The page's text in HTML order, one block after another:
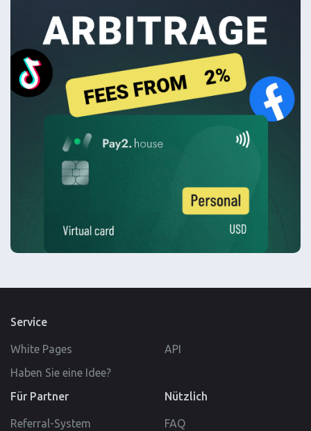
Service
White Pages
API
Haben Sie eine Idee?
Für Partner
Referral-System
Nützlich
FAQ